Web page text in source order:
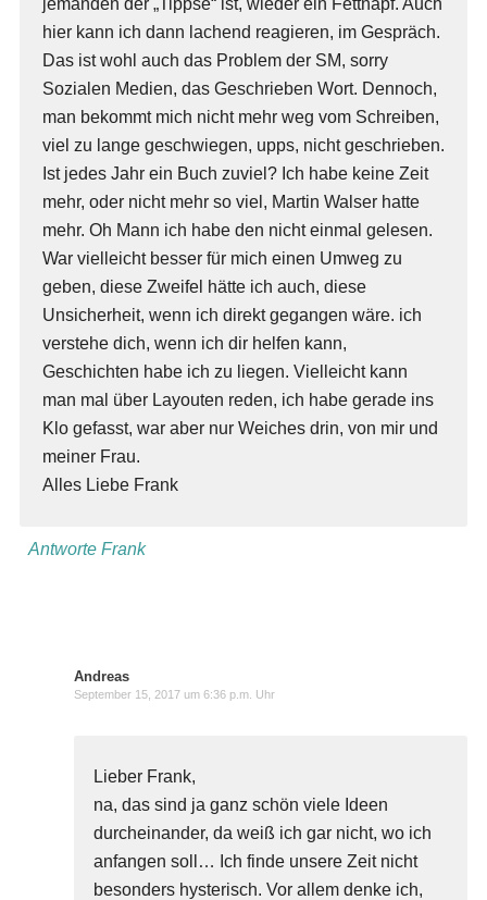
jemanden der „Tippse“ ist, wieder ein Fettnapf. Auch
hier kann ich dann lachend reagieren, im Gespräch.
Das ist wohl auch das Problem der SM, sorry
Sozialen Medien, das Geschrieben Wort. Dennoch,
man bekommt mich nicht mehr weg vom Schreiben,
viel zu lange geschwiegen, upps, nicht geschrieben.
Ist jedes Jahr ein Buch zuviel? Ich habe keine Zeit
mehr, oder nicht mehr so viel, Martin Walser hatte
mehr. Oh Mann ich habe den nicht einmal gelesen.
War vielleicht besser für mich einen Umweg zu
geben, diese Zweifel hätte ich auch, diese
Unsicherheit, wenn ich direkt gegangen wäre. ich
verstehe dich, wenn ich dir helfen kann,
Geschichten habe ich zu liegen. Vielleicht kann
man mal über Layouten reden, ich habe gerade ins
Klo gefasst, war aber nur Weiches drin, von mir und
meiner Frau.
Alles Liebe Frank
Antworte Frank
Andreas
September 15, 2017 um 6:36 p.m. Uhr
Lieber Frank,
na, das sind ja ganz schön viele Ideen
durcheinander, da weiß ich gar nicht, wo ich
anfangen soll… Ich finde unsere Zeit nicht
besonders hysterisch. Vor allem denke ich,